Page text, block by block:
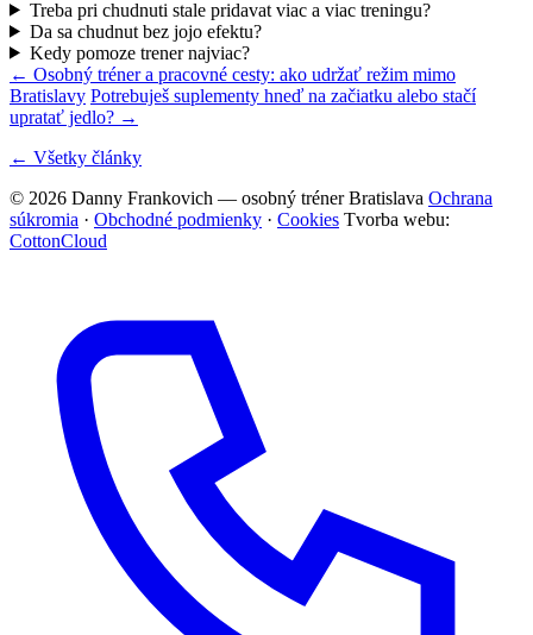
Treba pri chudnuti stale pridavat viac a viac treningu?
Da sa chudnut bez jojo efektu?
Kedy pomoze trener najviac?
← Osobný tréner a pracovné cesty: ako udržať režim mimo
Bratislavy Potrebuješ suplementy hneď na začiatku alebo stačí
upratať jedlo? →
← Všetky články
© 2026 Danny Frankovich — osobný tréner Bratislava Ochrana
súkromia · Obchodné podmienky · Cookies Tvorba webu:
CottonCloud